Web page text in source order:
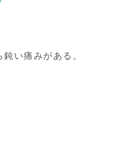
い痛みがある。